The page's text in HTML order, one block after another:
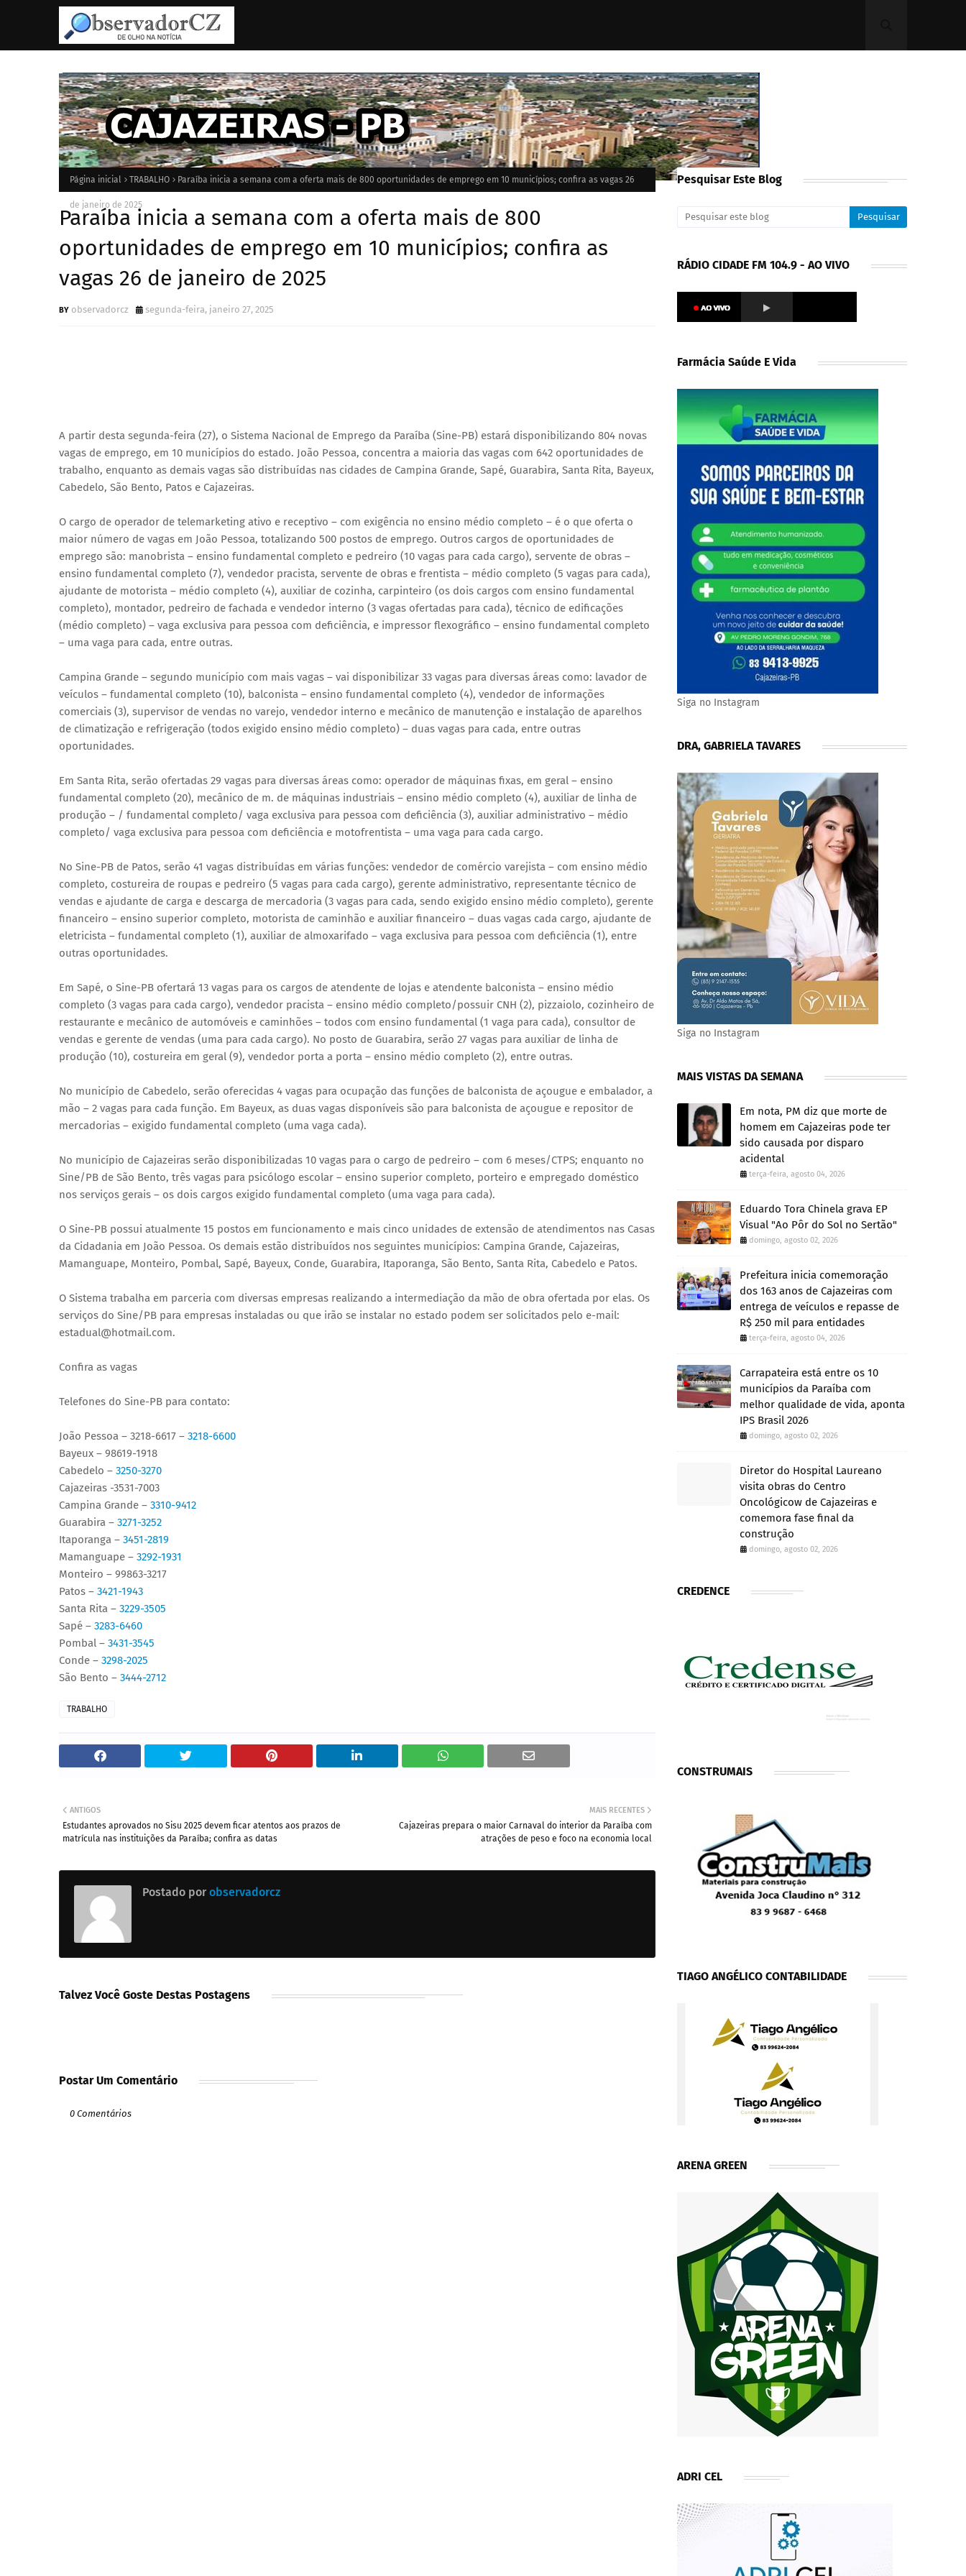
Página inicial TRABALHO Paraíba inicia a semana com a oferta mais de 800 oportunidades de emprego em 10 municípios; confira as vagas 26
de janeiro de 2025
Paraíba inicia a semana com a oferta mais de 800
oportunidades de emprego em 10 municípios; confira as
vagas 26 de janeiro de 2025
observadorcz segunda-feira, janeiro 27, 2025
A partir desta segunda-feira (27), o Sistema Nacional de Emprego da Paraíba (Sine-PB) estará disponibilizando 804 novas
vagas de emprego, em 10 municípios do estado. João Pessoa, concentra a maioria das vagas com 642 oportunidades de
trabalho, enquanto as demais vagas são distribuídas nas cidades de Campina Grande, Sapé, Guarabira, Santa Rita, Bayeux,
Cabedelo, São Bento, Patos e Cajazeiras.
O cargo de operador de telemarketing ativo e receptivo – com exigência no ensino médio completo – é o que oferta o
maior número de vagas em João Pessoa, totalizando 500 postos de emprego. Outros cargos de oportunidades de
emprego são: manobrista – ensino fundamental completo e pedreiro (10 vagas para cada cargo), servente de obras –
ensino fundamental completo (7), vendedor pracista, servente de obras e frentista – médio completo (5 vagas para cada),
ajudante de motorista – médio completo (4), auxiliar de cozinha, carpinteiro (os dois cargos com ensino fundamental
completo), montador, pedreiro de fachada e vendedor interno (3 vagas ofertadas para cada), técnico de edificações
(médio completo) – vaga exclusiva para pessoa com deficiência, e impressor flexográfico – ensino fundamental completo
– uma vaga para cada, entre outras.
Campina Grande – segundo município com mais vagas – vai disponibilizar 33 vagas para diversas áreas como: lavador de
veículos – fundamental completo (10), balconista – ensino fundamental completo (4), vendedor de informações
comerciais (3), supervisor de vendas no varejo, vendedor interno e mecânico de manutenção e instalação de aparelhos
de climatização e refrigeração (todos exigido ensino médio completo) – duas vagas para cada, entre outras
oportunidades.
Em Santa Rita, serão ofertadas 29 vagas para diversas áreas como: operador de máquinas fixas, em geral – ensino
fundamental completo (20), mecânico de m. de máquinas industriais – ensino médio completo (4), auxiliar de linha de
produção – / fundamental completo/ vaga exclusiva para pessoa com deficiência (3), auxiliar administrativo – médio
completo/ vaga exclusiva para pessoa com deficiência e motofrentista – uma vaga para cada cargo.
No Sine-PB de Patos, serão 41 vagas distribuídas em várias funções: vendedor de comércio varejista – com ensino médio
completo, costureira de roupas e pedreiro (5 vagas para cada cargo), gerente administrativo, representante técnico de
vendas e ajudante de carga e descarga de mercadoria (3 vagas para cada, sendo exigido ensino médio completo), gerente
financeiro – ensino superior completo, motorista de caminhão e auxiliar financeiro – duas vagas cada cargo, ajudante de
eletricista – fundamental completo (1), auxiliar de almoxarifado – vaga exclusiva para pessoa com deficiência (1), entre
outras oportunidades.
Em Sapé, o Sine-PB ofertará 13 vagas para os cargos de atendente de lojas e atendente balconista – ensino médio
completo (3 vagas para cada cargo), vendedor pracista – ensino médio completo/possuir CNH (2), pizzaiolo, cozinheiro de
restaurante e mecânico de automóveis e caminhões – todos com ensino fundamental (1 vaga para cada), consultor de
vendas e gerente de vendas (uma para cada cargo). No posto de Guarabira, serão 27 vagas para auxiliar de linha de
produção (10), costureira em geral (9), vendedor porta a porta – ensino médio completo (2), entre outras.
No município de Cabedelo, serão oferecidas 4 vagas para ocupação das funções de balconista de açougue e embalador, a
mão – 2 vagas para cada função. Em Bayeux, as duas vagas disponíveis são para balconista de açougue e repositor de
mercadorias – exigido fundamental completo (uma vaga cada).
No município de Cajazeiras serão disponibilizadas 10 vagas para o cargo de pedreiro – com 6 meses/CTPS; enquanto no
Sine/PB de São Bento, três vagas para psicólogo escolar – ensino superior completo, porteiro e empregado doméstico
nos serviços gerais – os dois cargos exigido fundamental completo (uma vaga para cada).
O Sine-PB possui atualmente 15 postos em funcionamento e mais cinco unidades de extensão de atendimentos nas Casas
da Cidadania em João Pessoa. Os demais estão distribuídos nos seguintes municípios: Campina Grande, Cajazeiras,
Mamanguape, Monteiro, Pombal, Sapé, Bayeux, Conde, Guarabira, Itaporanga, São Bento, Santa Rita, Cabedelo e Patos.
O Sistema trabalha em parceria com diversas empresas realizando a intermediação da mão de obra ofertada por elas. Os
serviços do Sine/PB para empresas instaladas ou que irão se instalar no estado podem ser solicitados pelo e-mail:
estadual@hotmail.com.
Confira as vagas
Telefones do Sine-PB para contato:
João Pessoa – 3218-6617 – 3218-6600
Bayeux – 98619-1918
Cabedelo – 3250-3270
Cajazeiras -3531-7003
Campina Grande – 3310-9412
Guarabira – 3271-3252
Itaporanga – 3451-2819
Mamanguape – 3292-1931
Monteiro – 99863-3217
Patos – 3421-1943
Santa Rita – 3229-3505
Sapé – 3283-6460
Pombal – 3431-3545
Conde – 3298-2025
São Bento – 3444-2712
TRABALHO
MAIS RECENTES
Cajazeiras prepara o maior Carnaval do interior da Paraíba com
atrações de peso e foco na economia local
ANTIGOS
Estudantes aprovados no Sisu 2025 devem ficar atentos aos prazos de
matrícula nas instituições da Paraíba; confira as datas
Postado por observadorcz
Talvez Você Goste Destas Postagens
Postar Um Comentário
0 Comentários
Pesquisar Este Blog
RÁDIO CIDADE FM 104.9 - AO VIVO
Farmácia Saúde E Vida
Siga no Instagram
DRA, GABRIELA TAVARES
Siga no Instagram
MAIS VISTAS DA SEMANA
Em nota, PM diz que morte de
homem em Cajazeiras pode ter
sido causada por disparo
acidental
terça-feira, agosto 04, 2026
Eduardo Tora Chinela grava EP
Visual "Ao Pôr do Sol no Sertão"
domingo, agosto 02, 2026
Prefeitura inicia comemoração
dos 163 anos de Cajazeiras com
entrega de veículos e repasse de
R$ 250 mil para entidades
terça-feira, agosto 04, 2026
Carrapateira está entre os 10
municípios da Paraíba com
melhor qualidade de vida, aponta
IPS Brasil 2026
domingo, agosto 02, 2026
Diretor do Hospital Laureano
visita obras do Centro
Oncológicow de Cajazeiras e
comemora fase final da
construção
domingo, agosto 02, 2026
CREDENCE
CONSTRUMAIS
TIAGO ANGÉLICO CONTABILIDADE
ARENA GREEN
ADRI CEL